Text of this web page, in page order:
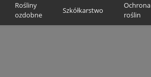
Rośliny
ozdobne
Szkółkarstwo
Ochrona
roślin